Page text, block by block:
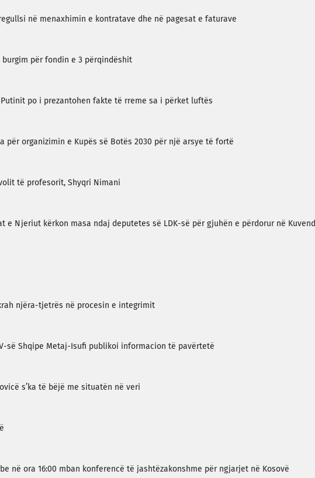
në menaxhimin e kontratave dhe në pagesat e faturave
për fondin e 3 përqindëshit
Putinit po i prezantohen fakte të rreme sa i përket luftës
për organizimin e Kupës së Botës 2030 për një arsye të fortë
të profesorit, Shyqri Nimani
e Njeriut kërkon masa ndaj deputetes së LDK-së për gjuhën e përdorur në Kuvend
njëra-tjetrës në procesin e integrimit
së Shqipe Metaj-Isufi publikoi informacion të pavërtetë
s’ka të bëjë me situatën në veri
në ora 16:00 mban konferencë të jashtëzakonshme për ngjarjet në Kosovë